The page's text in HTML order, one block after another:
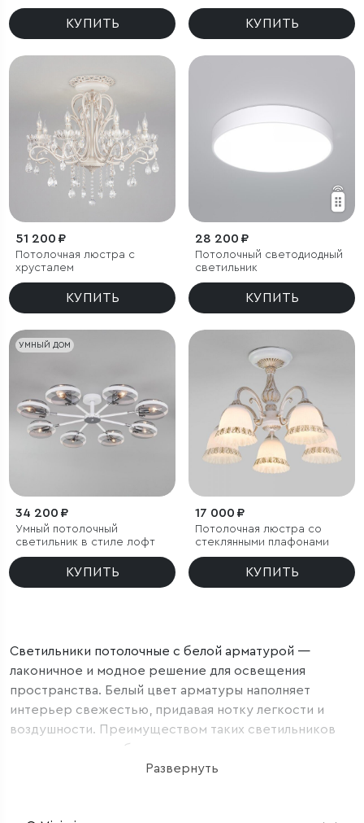
КУПИТЬ КУПИТЬ
51 200 ₽
Потолочная люстра с
хрусталем
КУПИТЬ
28 200 ₽
Потолочный светодиодный
светильник
КУПИТЬ
УМНЫЙ ДОМ
34 200 ₽
Умный потолочный
светильник в стиле лофт
КУПИТЬ
17 000 ₽
Потолочная люстра со
стеклянными плафонами
КУПИТЬ
Светильники потолочные с белой арматурой —
лаконичное и модное решение для освещения
пространства. Белый цвет арматуры наполняет
интерьер свежестью, придавая нотку легкости и
воздушности. Преимуществом таких светильников
является их способность визуально увеличивать
пространство помещения. Белая арматура создает
Развернуть